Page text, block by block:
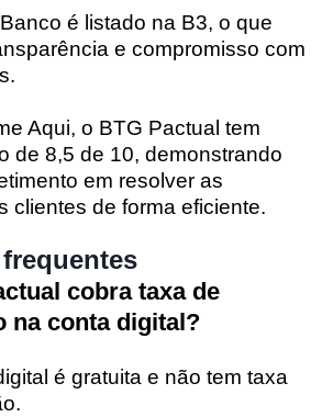
é listado na B3, o que
e compromisso com
Aqui, o BTG Pactual tem
de 8,5 de 10, demonstrando
em resolver as
clientes de forma eficiente.
cobra taxa de
na conta digital?
é gratuita e não tem taxa